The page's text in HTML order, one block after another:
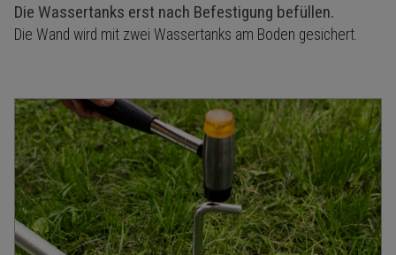
Die Wassertanks erst nach Befestigung befüllen.
Die Wand wird mit zwei Wassertanks am Boden gesichert.